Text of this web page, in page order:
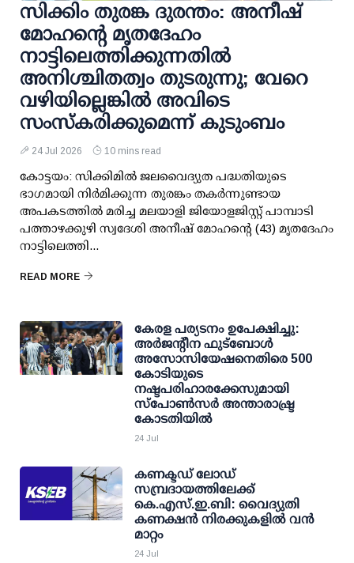
സിക്കിം തുരങ്ക ദുരന്തം: അനീഷ്
മോഹന്റെ മൃതദേഹം
നാട്ടിലെത്തിക്കുന്നതില്‍
അനിശ്ചിതത്വം തുടരുന്നു; വേറെ
വഴിയില്ലെങ്കില്‍ അവിടെ
സംസ്‌കരിക്കുമെന്ന് കുടുംബം
24 Jul 2026 10 mins read
കോട്ടയം: സിക്കിമില്‍ ജലവൈദ്യുത പദ്ധതിയുടെ
ഭാഗമായി നിര്‍മിക്കുന്ന തുരങ്കം തകര്‍ന്നുണ്ടായ
അപകടത്തില്‍ മരിച്ച മലയാളി ജിയോളജിസ്റ്റ് പാമ്പാടി
പത്താഴക്കുഴി സ്വദേശി അനീഷ് മോഹന്റെ (43) മൃതദേഹം
നാട്ടിലെത്തി...
READ MORE
കേരള പര്യടനം ഉപേക്ഷിച്ചു:
അര്‍ജന്റീന ഫുട്‌ബോള്‍
അസോസിയേഷനെതിരെ 500
കോടിയുടെ
നഷ്ടപരിഹാരക്കേസുമായി
സ്‌പോണ്‍സര്‍ അന്താരാഷ്ട്ര
കോടതിയില്‍
24 Jul
കണക്ടഡ് ലോഡ്
സമ്പ്രദായത്തിലേക്ക്
കെ.എസ്.ഇ.ബി: വൈദ്യുതി
കണക്ഷന്‍ നിരക്കുകളില്‍ വന്‍
മാറ്റം
24 Jul